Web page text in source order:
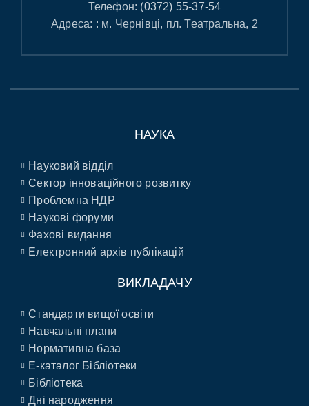
Телефон: (0372) 55-37-54
Адреса: : м. Чернівці, пл. Театральна, 2
НАУКА
Науковий відділ
Сектор інноваційного розвитку
Проблемна НДР
Наукові форуми
Фахові видання
Електронний архів публікацій
ВИКЛАДАЧУ
Стандарти вищої освіти
Навчальні плани
Нормативна база
E-каталог Бібліотеки
Бібліотека
Дні народження